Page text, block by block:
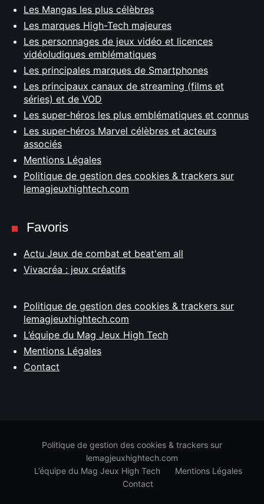
Les Mangas les plus célèbres
Les marques High-Tech majeures
Les personnages de jeux vidéo et licences
vidéoludiques emblématiques
Les principales marques de Smartphones
Les principaux canaux de streaming (films et
séries) et de VOD
Les super-héros les plus emblématiques et connus
Les super-héros Marvel célèbres et acteurs
associés
Mentions Légales
Politique de gestion des cookies & trackers sur
lemagjeuxhightech.com
Favoris
Actu Jeux de combat et beat'em all
Vivacréa : jeux créatifs
Politique de gestion des cookies & trackers sur
lemagjeuxhightech.com
L’équipe du Mag Jeux High Tech
Mentions Légales
Contact
Politique de gestion des cookies & trackers sur
lemagjeuxhightech.com
L’équipe du Mag Jeux High Tech
Mentions Légales
Contact